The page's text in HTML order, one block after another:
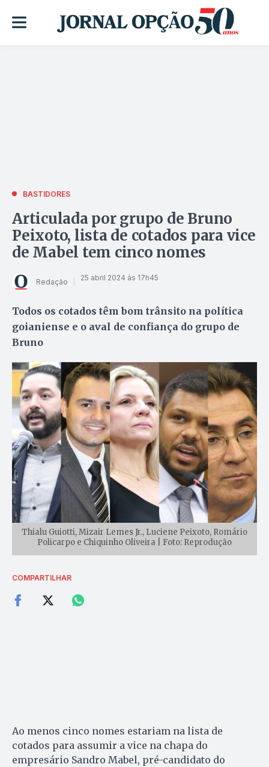
BASTIDORES
Articulada por grupo de Bruno
Peixoto, lista de cotados para vice
de Mabel tem cinco nomes
Redação 25 abril 2024 às 17h45
Todos os cotados têm bom trânsito na política
goianiense e o aval de confiança do grupo de
Bruno
Thialu Guiotti, Mizair Lemes Jr., Luciene Peixoto, Romário
Policarpo e Chiquinho Oliveira | Foto: Reprodução
COMPARTILHAR
Ao menos cinco nomes estariam na lista de
cotados para assumir a vice na chapa do
empresário Sandro Mabel, pré-candidato do